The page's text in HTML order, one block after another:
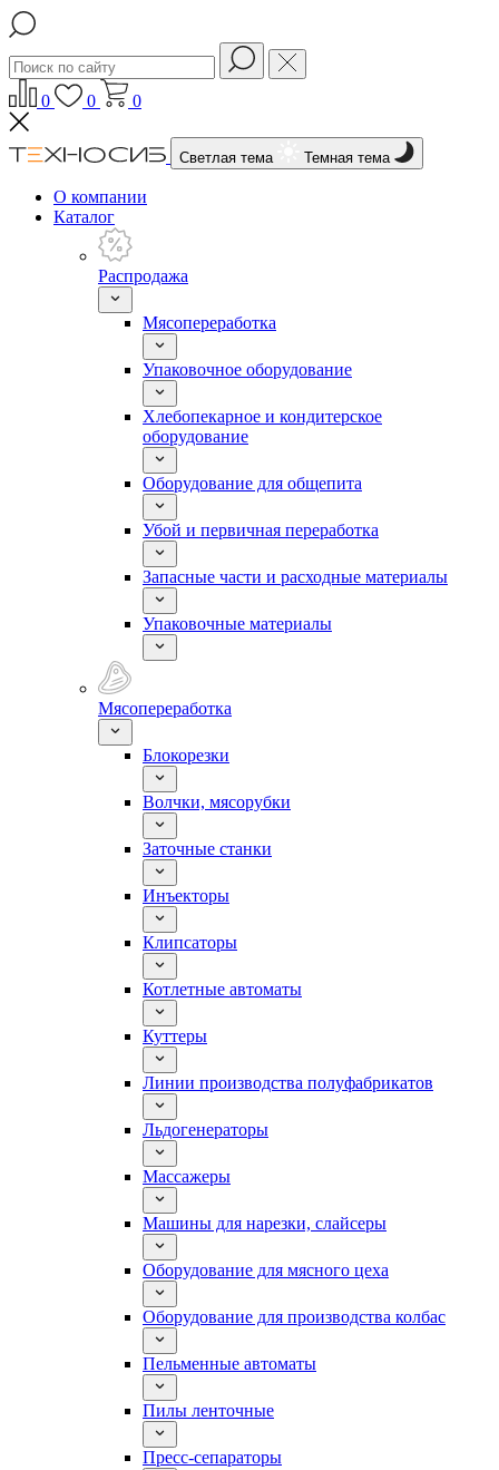
0 0 0
Светлая тема Темная тема
О компании
Каталог
Распродажа
Мясопереработка
Упаковочное оборудование
Хлебопекарное и кондитерское
оборудование
Оборудование для общепита
Убой и первичная переработка
Запасные части и расходные материалы
Упаковочные материалы
Мясопереработка
Блокорезки
Волчки, мясорубки
Заточные станки
Инъекторы
Клипсаторы
Котлетные автоматы
Куттеры
Линии производства полуфабрикатов
Льдогенераторы
Массажеры
Машины для нарезки, слайсеры
Оборудование для мясного цеха
Оборудование для производства колбас
Пельменные автоматы
Пилы ленточные
Пресс-сепараторы